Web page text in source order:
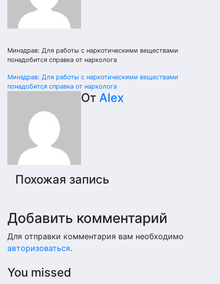
Минздрав: Для работы с наркотическими веществами
понадобится справка от нарколога
Навигация
записям
Минздрав: Для работы с наркотическими веществами
понадобится справка от нарколога
От Alex
Похожая запись
Добавить комментарий
Для отправки комментария вам необходимо
авторизоваться.
You missed